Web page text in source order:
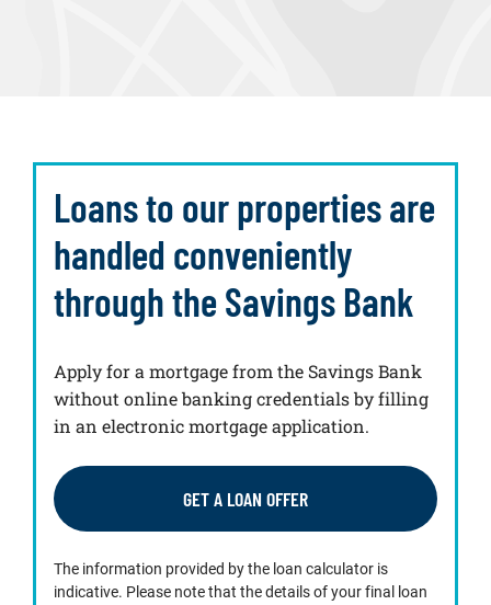
Loans to our properties are
handled conveniently
through the Savings Bank
Apply for a mortgage from the Savings Bank
without online banking credentials by filling
in an electronic mortgage application.
GET A LOAN OFFER
The information provided by the loan calculator is
indicative. Please note that the details of your final loan